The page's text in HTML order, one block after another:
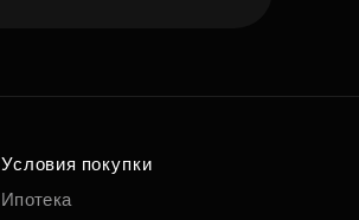
Условия покупки
Ипотека